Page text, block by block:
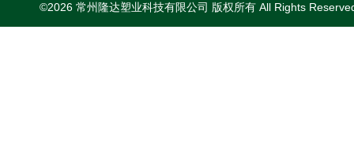
©2026 常州隆达塑业科技有限公司 版权所有 All Rights